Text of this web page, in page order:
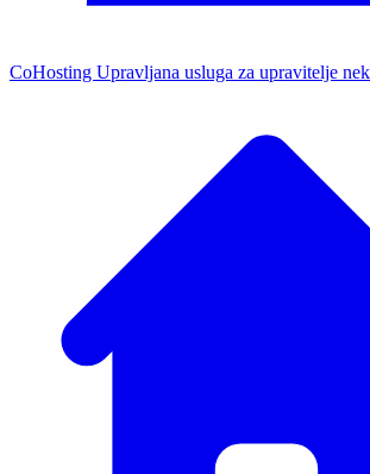
CoHosting Upravljana usluga za upravitelje